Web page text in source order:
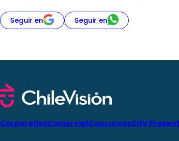
Seguir en Seguir en
CorporativoComercialConcursosCHV